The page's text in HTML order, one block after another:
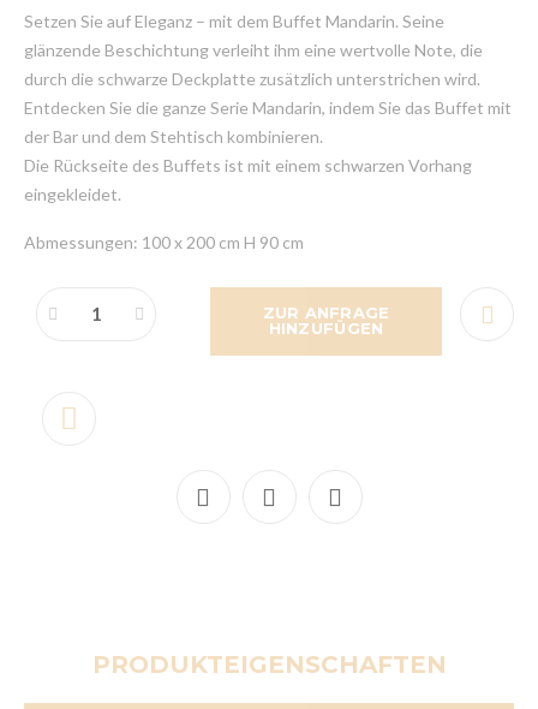
Setzen Sie auf Eleganz – mit dem Buffet Mandarin. Seine
glänzende Beschichtung verleiht ihm eine wertvolle Note, die
durch die schwarze Deckplatte zusätzlich unterstrichen wird.
Entdecken Sie die ganze Serie Mandarin, indem Sie das Buffet mit
der Bar und dem Stehtisch kombinieren.
Die Rückseite des Buffets ist mit einem schwarzen Vorhang
eingekleidet.
Abmessungen: 100 x 200 cm H 90 cm
ZUR ANFRAGE
HINZUFÜGEN
PRODUKTEIGENSCHAFTEN